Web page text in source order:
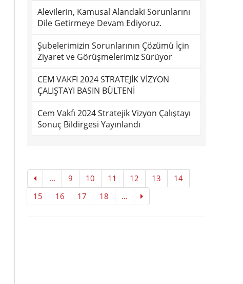
Alevilerin, Kamusal Alandaki Sorunlarını
Dile Getirmeye Devam Ediyoruz.
Şubelerimizin Sorunlarının Çözümü İçin
Ziyaret ve Görüşmelerimiz Sürüyor
CEM VAKFI 2024 STRATEJİK VİZYON
ÇALIŞTAYI BASIN BÜLTENİ
Cem Vakfı 2024 Stratejik Vizyon Çalıştayı
Sonuç Bildirgesi Yayınlandı
... 9 10 11 12 13
14
15
16 17 18 ...